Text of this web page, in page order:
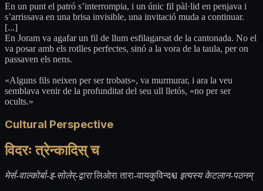
En un punt el patró s’interrompia, i un únic fil pàl·lid en penjava i
s’arrissava en una brisa invisible, una invitació muda a continuar.
[...]
En Joram va agafar un fil de llum esfilagarsat de la cantonada. No el
va posar amb els rotlles perfectes, sinó a la vora de la taula, per on
passaven els nens.
«Alguns fils neixen per ser trobats», va murmurar, i ara la veu
semblava venir de la profunditat del seu ull lletós, «no per ser
ocults.»
Cultural Perspective
विदरः त्रेन्कादिस् च
मेर्स-वाल्कोर्बा-इ-सोलेर्-द्वारालिओरा तारा-वायकुविन्दश्च इत्यस्य केटलान-पठनम्